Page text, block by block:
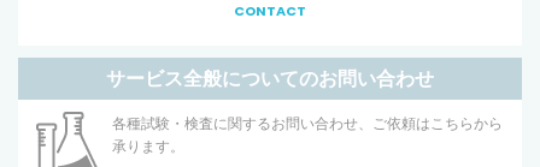
CONTACT
サービス全般についてのお問い合わせ
各種試験・検査に関するお問い合わせ、ご依頼はこちらから
承ります。